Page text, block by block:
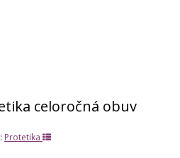
celoročná obuv
Protetika